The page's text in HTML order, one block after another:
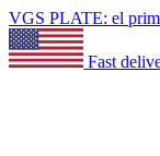
VGS PLATE: el
Fast